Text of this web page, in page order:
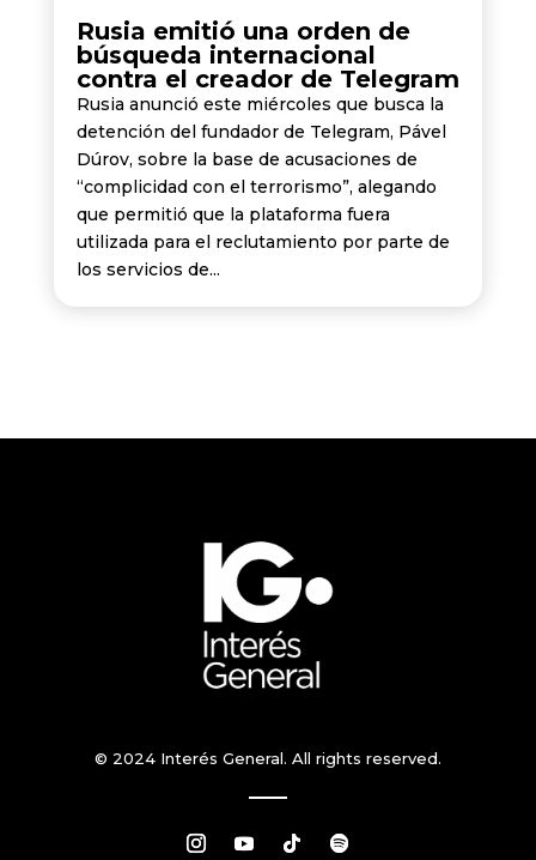
Rusia emitió una orden de
búsqueda internacional
contra el creador de Telegram
Rusia anunció este miércoles que busca la
detención del fundador de Telegram, Pável
Dúrov, sobre la base de acusaciones de
“complicidad con el terrorismo”, alegando
que permitió que la plataforma fuera
utilizada para el reclutamiento por parte de
los servicios de...
© 2024 Interés General. All rights reserved.